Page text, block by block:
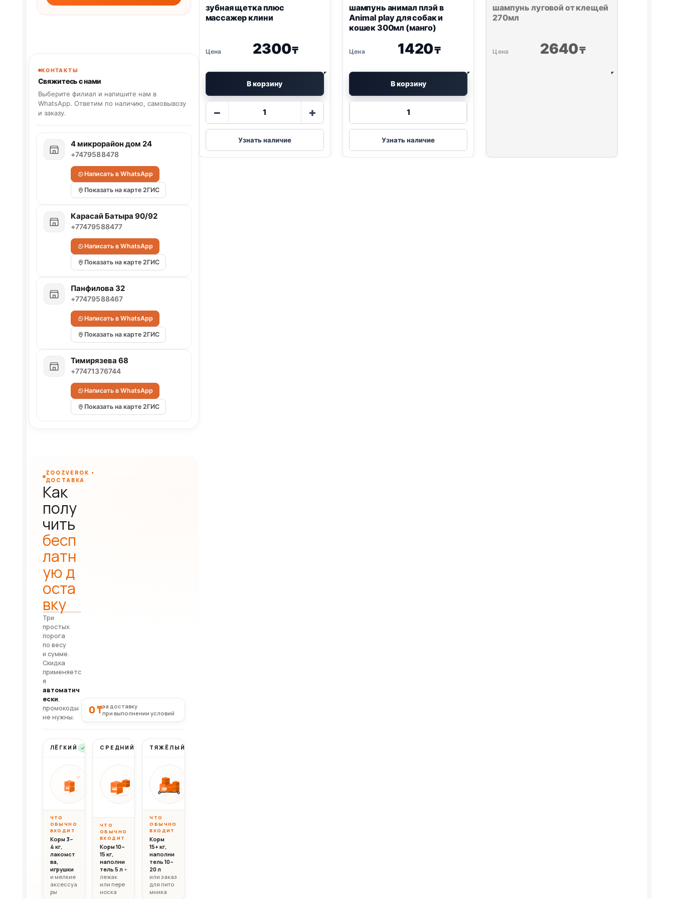
зубная щетка плюс
массажер клини
2300₸
В корзину
−
товара
зубная
щетка
массажер
+
Узнать наличие
шампунь анимал плэй в
Animal play для собак и
кошек 300мл (манго)
1420₸
В корзину
товара
шампунь
анимал
в
Узнать наличие
шампунь луговой от клещей
270мл
2640₸
КОНТАКТЫ
Свяжитесь с нами
Выберите филиал и напишите нам в
WhatsApp. Ответим по наличию, самовывозу
и заказу.
4 микрорайон дом 24
+7479588478
Написать в WhatsApp
Показать на карте 2ГИС
Карасай Батыра 90/92
+77479588477
Написать в WhatsApp
Показать на карте 2ГИС
Панфилова 32
+77479588467
Написать в WhatsApp
Показать на карте 2ГИС
Тимирязева 68
+77471376744
Написать в WhatsApp
Показать на карте 2ГИС
ZOOZVEROK •
ДОСТАВКА
Как
полу
чить
бесп
латн
ую д
оста
вку
Три
простых
порога
по весу
и сумме.
Скидка
применяетс
я
автоматич
ески,
промокоды
не нужны.
0 ₸за доставку
при выполнении условий
ЛЁГКИЙ Бесплатно
10кг
Вес до 10 кг
10 000 ₸
ЧТО
ОБЫЧНО
ВХОДИТ
Корм 3–
4 кг,
лакомст
ва,
игрушки
и мелкие
аксессуа
ры
СРЕДНИЙ Бесплатно
20кг
Вес 10–20 кг
20 000 ₸
ЧТО
ОБЫЧНО
ВХОДИТ
Корм 10–
15 кг,
наполни
тель 5 л+
лежак
или пере
носка
ТЯЖЁЛЫЙ
30+кг
ЧТО
ОБЫЧНО
ВХОДИТ
Корм
15+ кг,
наполни
тель 10–
20 л
или заказ
для пито
мника